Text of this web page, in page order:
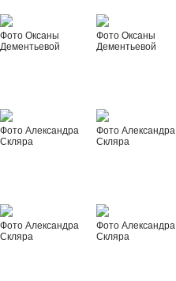
Фото Оксаны
Дементьевой
Фото Оксаны
Дементьевой
Фото Александра
Скляра
Фото Александра
Скляра
Фото Александра
Скляра
Фото Александра
Скляра